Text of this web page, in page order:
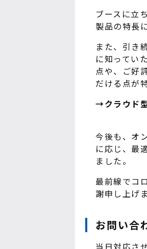
ブースに立
製品の特長
また、引き
に知ってい
点や、ご好
だける点が
→クラウド
今後も、オ
に応じ、最
ました。
最前線でコ
謝申し上げま
お問い合
当日対応さ